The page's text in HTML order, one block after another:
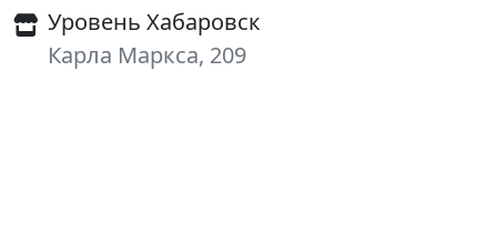
Уровень Хабаровск
Карла Маркса, 209